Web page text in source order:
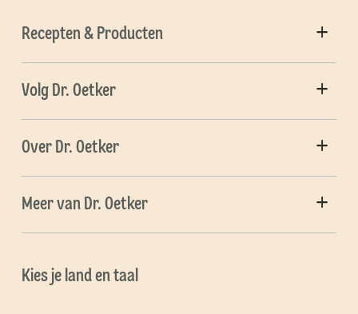
Recepten & Producten
Volg Dr. Oetker
Over Dr. Oetker
Meer van Dr. Oetker
Kies je land en taal